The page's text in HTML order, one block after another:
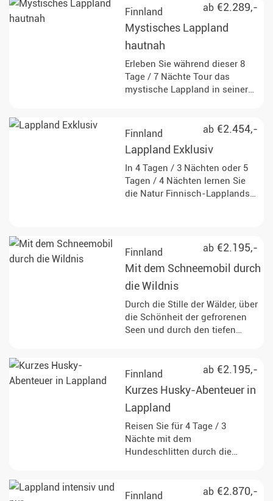
ab €2.289,-
Finnland
Mystisches Lappland
hautnah
Erleben Sie während dieser 8
Tage / 7 Nächte Tour das
mystische Lappland in seiner
Hundeschlittenfahrten werden
Ausflüge zu einer Rentierfarm
und eine Schneemobiltour
angeboten.
ab €2.454,-
Finnland
Lappland Exklusiv
In 4 Tagen / 3 Nächten oder 5
Tagen / 4 Nächten lernen Sie
die Natur Finnisch-Lapplands
ab €2.195,-
Finnland
Mit dem Schneemobil durch
die Wildnis
Durch die Stille der Wälder, über
die Schönheit der gefrorenen
Seen und durch den tiefen
Finnisch-Lappland.ab €2.195,-
Finnland
Kurzes Husky-Abenteuer in
Lappland
Reisen Sie für 4 Tage / 3
Nächte mit dem
Hundeschlitten durch die
den treuen Huskys das pure
ab €2.870,-
Finnland